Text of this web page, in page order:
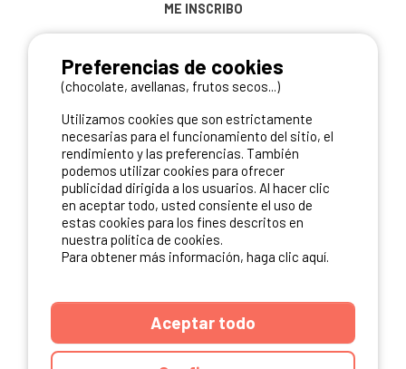
ME INSCRIBO
NUESTROS PARTNERS
Preferencias de cookies
(chocolate, avellanas, frutos secos...)
Utilizamos cookies que son estrictamente
necesarias para el funcionamiento del sitio, el
rendimiento y las preferencias. También
podemos utilizar cookies para ofrecer
publicidad dirigida a los usuarios. Al hacer clic
en aceptar todo, usted consiente el uso de
estas cookies para los fines descritos en
nuestra política de cookies.
Para obtener más información, haga clic aquí.
Aceptar todo